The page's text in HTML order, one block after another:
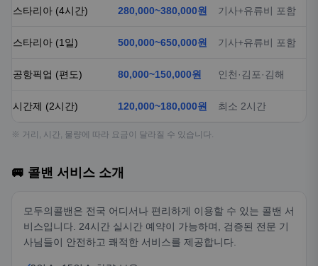
스타리아 (4시간) 280,000~380,000원 기사+유류비 포함
스타리아 (1일) 500,000~650,000원 기사+유류비 포함
공항픽업 (편도) 80,000~150,000원 인천·김포·김해
시간제 (2시간) 120,000~180,000원 최소 2시간
※ 거리, 시간, 물량에 따라 요금이 달라질 수 있습니다.
🚐 콜밴 서비스 소개
모두의콜밴은 전국 어디서나 편리하게 이용할 수 있는 콜밴 서
비스입니다. 24시간 실시간 예약이 가능하며, 검증된 전문 기
사님들이 안전하고 쾌적한 서비스를 제공합니다.